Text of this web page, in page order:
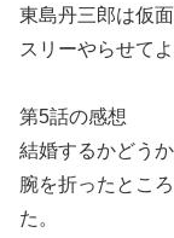
東島丹三郎は仮
スリーやらせて
第5話の感想
結婚するかどう
腕を折ったとこ
た。